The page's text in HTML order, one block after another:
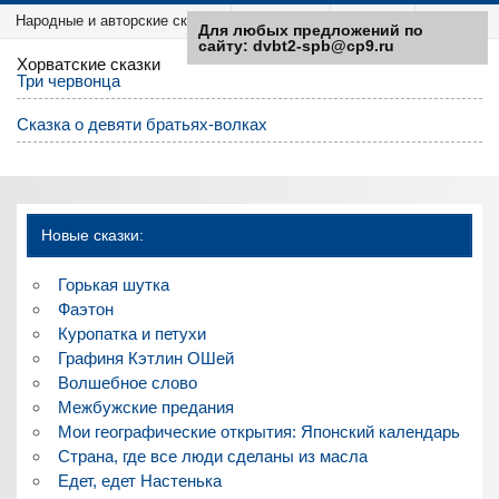
Народные и авторские сказки Категории Sitemap
Хорватские сказки
Три червонца
Сказка о девяти братьях-волках
Новые сказки:
Горькая шутка
Фаэтон
Куропатка и петухи
Графиня Кэтлин ОШей
Волшебное слово
Межбужские предания
Мои географические открытия: Японский календарь
Страна, где все люди сделаны из масла
Едет, едет Настенька
Для любых предложений по
сайту: dvbt2-spb@cp9.ru